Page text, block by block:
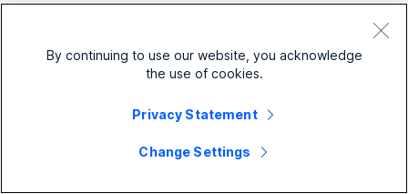
yönetme.
çağrı kayıtları mevcuttur.
Yerel çağrı kayıtları ve transkriptleri artık eDiscovery
By continuing to use our website, you acknowledge
the use of cookies.
Privacy Statement
Change Settings